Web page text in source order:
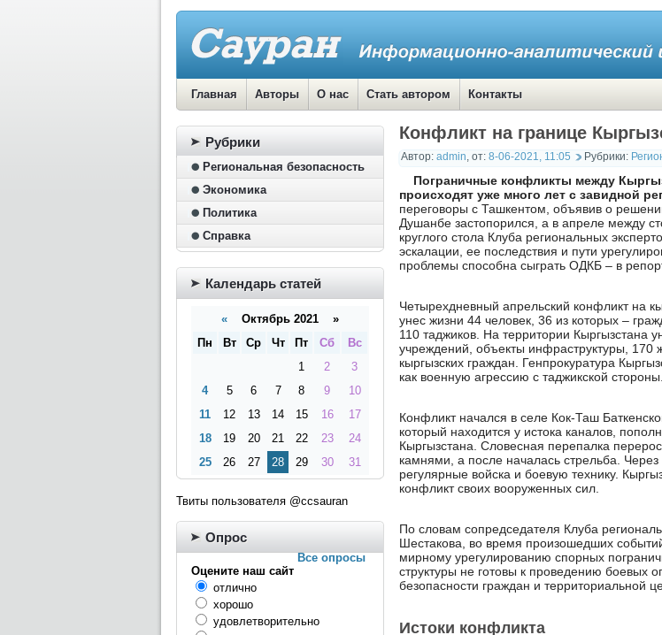
Главная Авторы О нас Стать автором Контакты
Конфликт на границе
Автор: admin, от: 8-06-2021, 11:05 Рубрики:
Пограничные конфликты между
происходят уже много лет с завидной
переговоры с Ташкентом, объявив о
Душанбе застопорился, а в апреле между
круглого стола Клуба региональных
эскалации, ее последствия и пути
проблемы способна сыграть ОДКБ – в
Четырехдневный апрельский конфликт на
унес жизни 44 человек, 36 из которых –
110 таджиков. На территории Кыргызстана
учреждений, объекты инфраструктуры,
кыргызских граждан. Генпрокуратура
как военную агрессию с таджикской стороны.
Конфликт начался в селе Кок-Таш
который находится у истока каналов,
Кыргызстана. Словесная перепалка
камнями, а после началась стрельба.
регулярные войска и боевую технику.
конфликт своих вооруженных сил.
По словам сопредседателя Клуба
Шестакова, во время произошедших
мирному урегулированию спорных
структуры не готовы к проведению боевых
безопасности граждан и территориальной
Истоки конфликта
Рубрики
Региональная безопасность
Экономика
Политика
Справка
Календарь статей
« Октябрь 2021 »
Пн
Вт Ср Чт Пт Сб
Вс
1
2
3
4
5 6 7 8 9
10
11
12 13 14 15 16
17
18
19 20 21 22 23
24
25
26 27 28 29 30 31
Твиты пользователя @ccsauran
Опрос
Все опросы
Оцените наш сайт
отлично
хорошо
удовлетворительно